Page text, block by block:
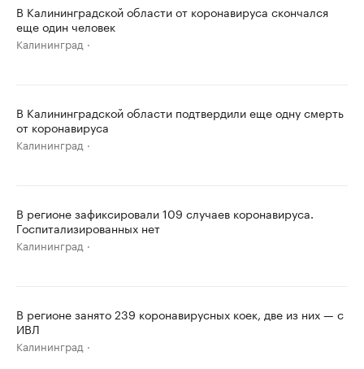
В Калининградской области от коронавируса скончался
еще один человек
Калининград
В Калининградской области подтвердили еще одну смерть
от коронавируса
Калининград
В регионе зафиксировали 109 случаев коронавируса.
Госпитализированных нет
Калининград
В регионе занято 239 коронавирусных коек, две из них — с
ИВЛ
Калининград